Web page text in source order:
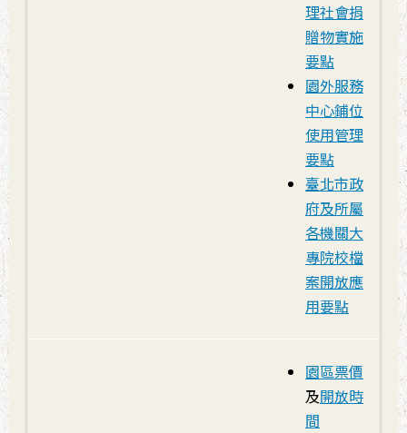
理社會捐
贈物實施
要點
園外服務
中心鋪位
使用管理
要點
臺北市政
府及所屬
各機關大
專院校檔
案開放應
用要點
園區票價
及開放時
間